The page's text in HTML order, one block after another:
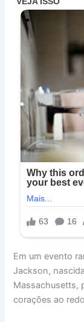
Em um evento
Jackson,
Massachusetts,
corações ao